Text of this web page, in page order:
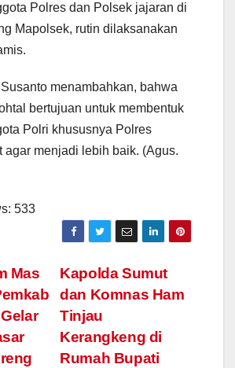
Polres dan Polsek jajaran di
Mapolsek, rutin dilaksanakan
menambahkan, bahwa
bertujuan untuk membentuk
Polri khususnya Polres
agar menjadi lebih baik. (Agus.
533
Kapolda Sumut
dan Komnas Ham
Tinjau
Kerangkeng di
Rumah Bupati
Mas